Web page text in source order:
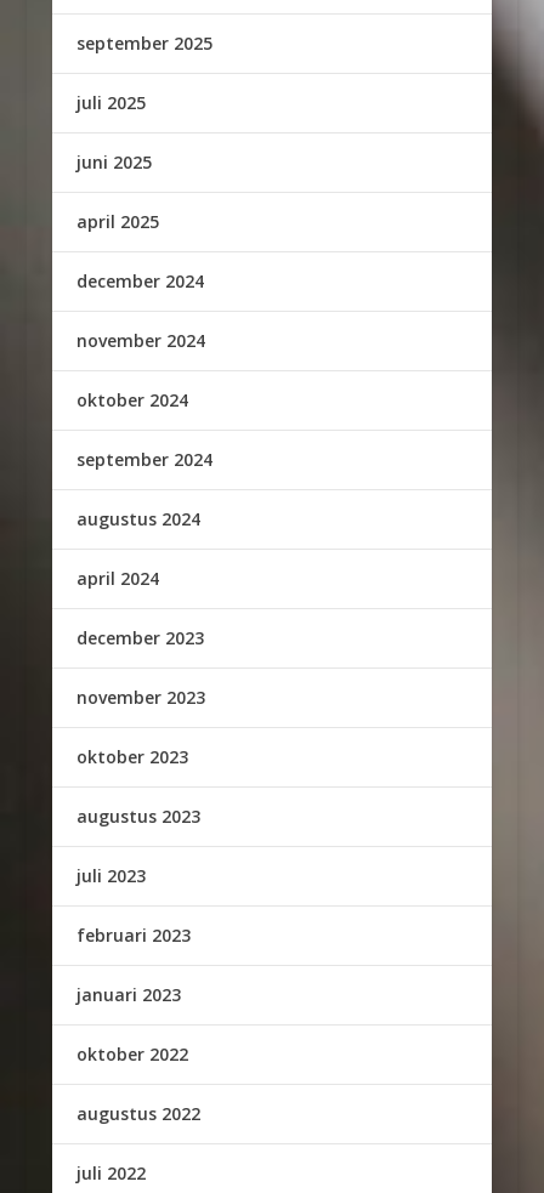
september 2025
juli 2025
juni 2025
april 2025
december 2024
november 2024
oktober 2024
september 2024
augustus 2024
april 2024
december 2023
november 2023
oktober 2023
augustus 2023
juli 2023
februari 2023
januari 2023
oktober 2022
augustus 2022
juli 2022